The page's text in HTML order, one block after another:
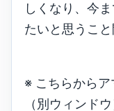
しくなり、今
たいと思うこと
※ こちらからア
（別ウィンドウ